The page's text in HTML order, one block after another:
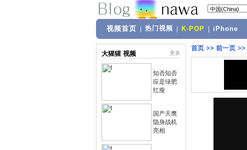
视频首页 热门视频 K-POP iPhone
大猩猩 视频 更多
知否知否
应是绿肥
红瘦
国产天鹰
隐身战机
亮相
首页 >> 前一页 >>